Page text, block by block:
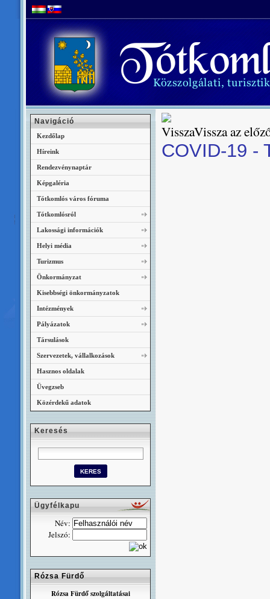
Vissza az
COVID-19 -
Navigáció
Kezdőlap
Híreink
Rendezvénynaptár
Képgaléria
Tótkomlós város fóruma
Tótkomlósról
Lakossági információk
Helyi média
Turizmus
Önkormányzat
Kisebbségi önkormányzatok
Intézmények
Pályázatok
Társulások
Szervezetek, vállalkozások
Hasznos oldalak
Üvegzseb
Közérdekű adatok
Keresés
Ügyfélkapu
Név:
Jelszó:
Rózsa Fürdő
Rózsa Fürdő szolgáltatásai